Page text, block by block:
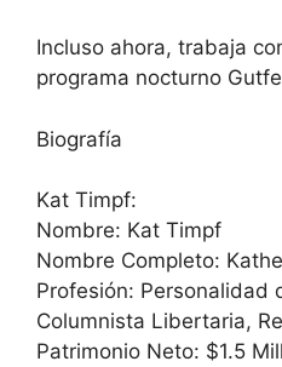
Incluso ahora, trabaja
programa nocturno
Biografía
Kat Timpf:
Nombre: Kat Timpf
Nombre Completo:
Profesión: Personalidad
Columnista Libertaria,
Patrimonio Neto: $1.5